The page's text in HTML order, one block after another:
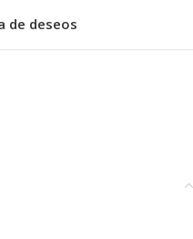
de deseos